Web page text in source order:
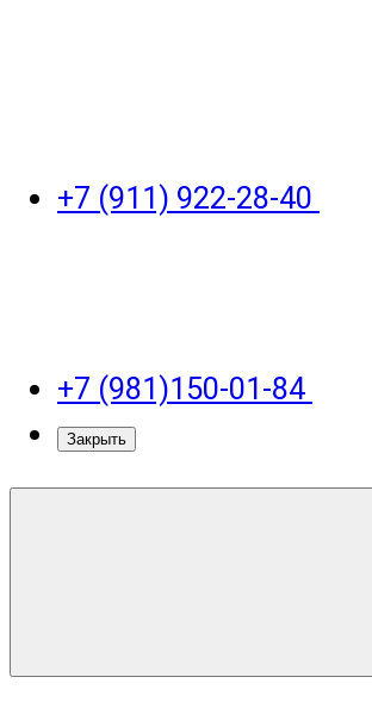
+7 (911) 922-28-40
+7 (981)150-01-84
Закрыть